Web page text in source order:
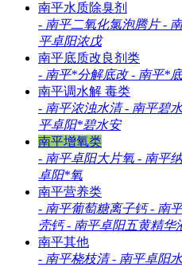
南平水质除臭剂
- 南平二氧化氯泡腾片 -
平卓阳浓戊
南平底质改良剂类
- 南平*分解底改 - 南平*
南平调水解 毒类
- 南平浓浊水清 - 南平碧
平卓阳*碧水安
南平增氧类
- 南平卓阳大片氧 - 南平
卓阳*氧
南平营养类
- 南平葡萄糖离子钙 - 南
壳钙 - 南平卓阳五黄精华
南平其他
- 南平桡枝清 - 南平卓阳